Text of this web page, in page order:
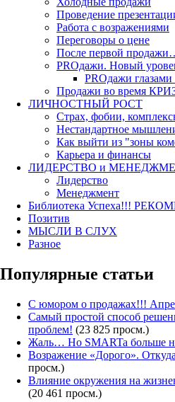
Проведение
Работа с возражениями
Переговоры о цене
После первой
PROдажи. Новый
PROдажи глазами
Продажи во время
ЛИЧНОСТНЫЙ РОСТ
Страх, фобии,
Нестандартное
Как выйти из "зоны
Карьера и финансы
ЛИДЕРСТВО и
Лидерство
Менеджмент
Библиотека Успеха!!!
Позитив
МЫСЛИ В СЛУХ
Разное
Популярные статьи
С юмором о продажах!!!
Самый простой способ
проблем! (23 825 просм.)
Жаль… Но SMARTa больше
Возражение «Дорого».
просм.)
Влияние окружения на
(20 461 просм.)